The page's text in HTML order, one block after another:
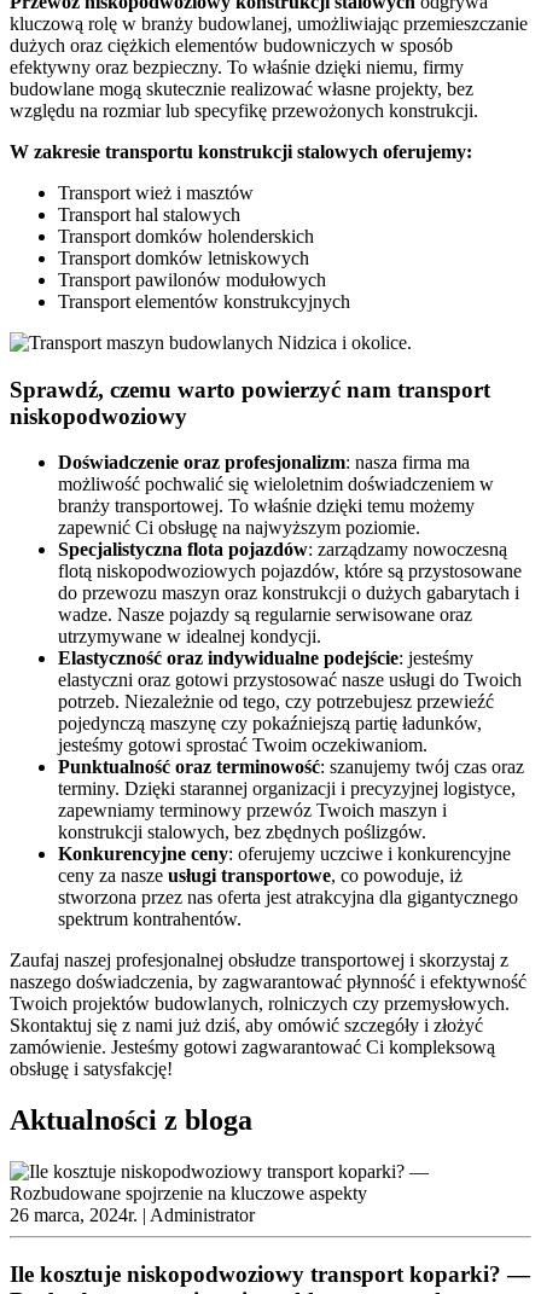
kluczową rolę w branży budowlanej, umożliwiając przemieszczanie
dużych oraz ciężkich elementów budowniczych w sposób
efektywny oraz bezpieczny. To właśnie dzięki niemu, firmy
budowlane mogą skutecznie realizować własne projekty, bez
względu na rozmiar lub specyfikę przewożonych konstrukcji.
W zakresie transportu konstrukcji stalowych oferujemy:
Transport wież i masztów
Transport hal stalowych
Transport domków holenderskich
Transport domków letniskowych
Transport pawilonów modułowych
Transport elementów konstrukcyjnych
Sprawdź, czemu warto powierzyć nam transport
niskopodwoziowy
Doświadczenie oraz profesjonalizm: nasza firma ma
możliwość pochwalić się wieloletnim doświadczeniem w
branży transportowej. To właśnie dzięki temu możemy
zapewnić Ci obsługę na najwyższym poziomie.
Specjalistyczna flota pojazdów: zarządzamy nowoczesną
flotą niskopodwoziowych pojazdów, które są przystosowane
do przewozu maszyn oraz konstrukcji o dużych gabarytach i
wadze. Nasze pojazdy są regularnie serwisowane oraz
utrzymywane w idealnej kondycji.
Elastyczność oraz indywidualne podejście: jesteśmy
elastyczni oraz gotowi przystosować nasze usługi do Twoich
potrzeb. Niezależnie od tego, czy potrzebujesz przewieźć
pojedynczą maszynę czy pokaźniejszą partię ładunków,
jesteśmy gotowi sprostać Twoim oczekiwaniom.
Punktualność oraz terminowość: szanujemy twój czas oraz
terminy. Dzięki starannej organizacji i precyzyjnej logistyce,
zapewniamy terminowy przewóz Twoich maszyn i
konstrukcji stalowych, bez zbędnych poślizgów.
Konkurencyjne ceny: oferujemy uczciwe i konkurencyjne
ceny za nasze usługi transportowe, co powoduje, iż
stworzona przez nas oferta jest atrakcyjna dla gigantycznego
spektrum kontrahentów.
Zaufaj naszej profesjonalnej obsłudze transportowej i skorzystaj z
naszego doświadczenia, by zagwarantować płynność i efektywność
Twoich projektów budowlanych, rolniczych czy przemysłowych.
Skontaktuj się z nami już dziś, aby omówić szczegóły i złożyć
zamówienie. Jesteśmy gotowi zagwarantować Ci kompleksową
obsługę i satysfakcję!
Aktualności z bloga
26 marca, 2024r. | Administrator
Ile kosztuje niskopodwoziowy transport koparki? —